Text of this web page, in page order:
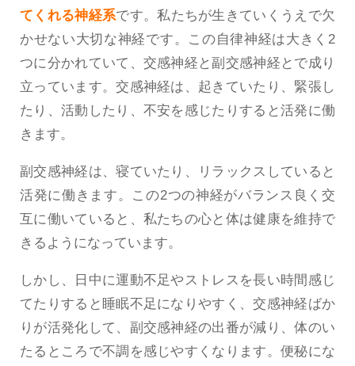
てくれる神経系です。私たちが生きていくうえで欠
かせない大切な神経です。この自律神経は大きく2
つに分かれていて、交感神経と副交感神経とで成り
立っています。交感神経は、起きていたり、緊張し
たり、活動したり、不安を感じたりすると活発に働
きます。
副交感神経は、寝ていたり、リラックスしていると
活発に働きます。この2つの神経がバランス良く交
互に働いていると、私たちの心と体は健康を維持で
きるようになっています。
しかし、日中に運動不足やストレスを長い時間感じ
てたりすると睡眠不足になりやすく、交感神経ばか
りが活発化して、副交感神経の出番が減り、体のい
たるところで不調を感じやすくなります。便秘にな